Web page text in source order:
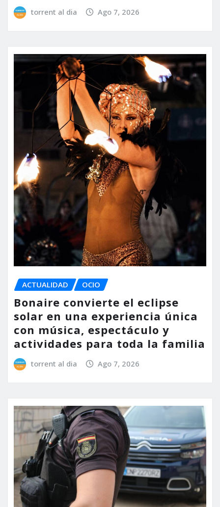
torrent al dia Ago 7, 2026
ACTUALIDAD OCIO
Bonaire convierte el eclipse
solar en una experiencia única
con música, espectáculo y
actividades para toda la familia
torrent al dia Ago 7, 2026